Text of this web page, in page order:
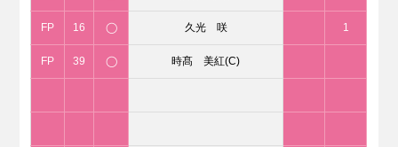
FP 16 ◯ 久光 咲 1
FP 39 ◯ 時髙 美紅(C)